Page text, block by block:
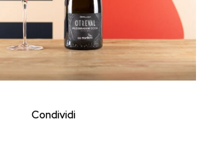
Condividi